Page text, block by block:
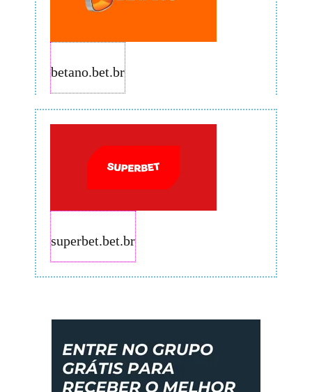
betano.bet.br
superbet.bet.br